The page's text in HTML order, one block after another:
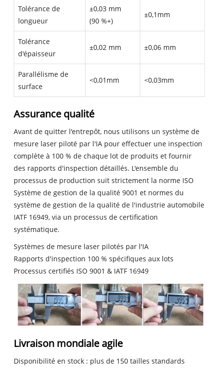
Tolérance de
longueur
±0,03 mm
(90 %+)
±0,1mm
Tolérance
d'épaisseur
±0,02 mm ±0,06 mm
Parallélisme de
surface
<0,01mm <0,03mm
Assurance qualité
Avant de quitter l'entrepôt, nous utilisons un système de
mesure laser piloté par l'IA pour effectuer une inspection
complète à 100 % de chaque lot de produits et fournir
des rapports d'inspection détaillés. L'ensemble du
processus de production suit strictement la norme ISO
Système de gestion de la qualité 9001 et normes du
système de gestion de la qualité de l'industrie automobile
IATF 16949, via un processus de certification
systématique.
Systèmes de mesure laser pilotés par l'IA
Rapports d'inspection 100 % spécifiques aux lots
Processus certifiés ISO 9001 & IATF 16949
Livraison mondiale agile
Disponibilité en stock : plus de 150 tailles standards